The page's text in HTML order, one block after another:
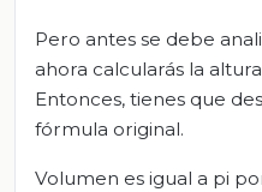
Pero antes se debe
ahora calcularás la
Entonces, tienes que
fórmula original.
Volumen es igual a pi